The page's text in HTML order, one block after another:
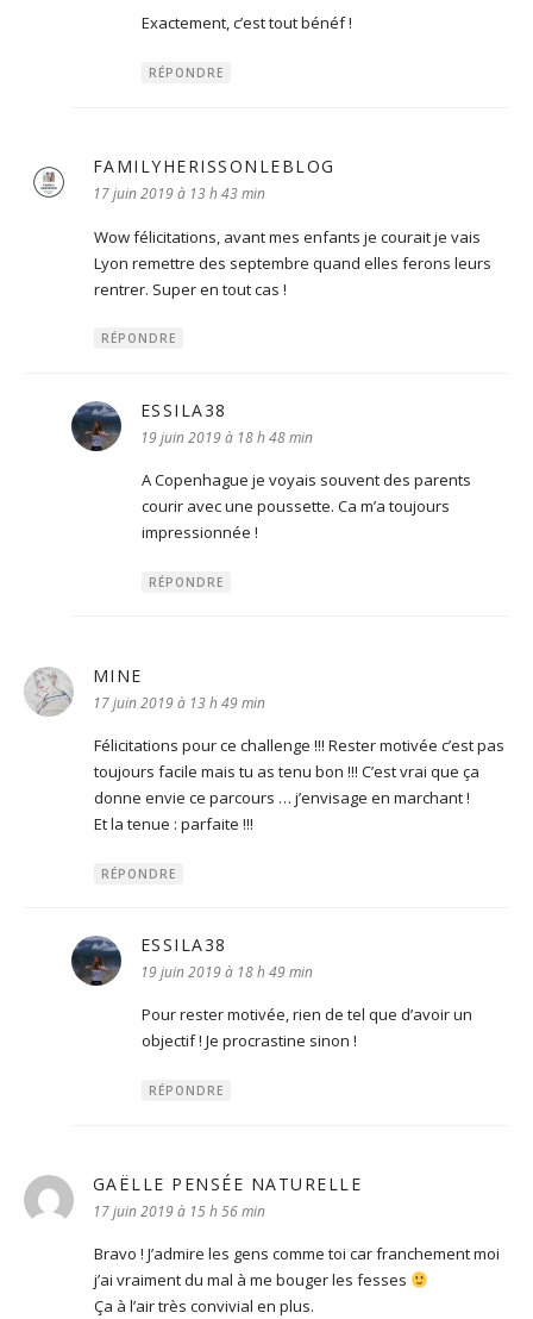
Exactement, c’est tout bénéf !
RÉPONDRE
FAMILYHERISSONLEBLOG
17 juin 2019 à 13 h 43 min
Wow félicitations, avant mes enfants je courait je vais
Lyon remettre des septembre quand elles ferons leurs
rentrer. Super en tout cas !
RÉPONDRE
ESSILA38
19 juin 2019 à 18 h 48 min
A Copenhague je voyais souvent des parents
courir avec une poussette. Ca m’a toujours
impressionnée !
RÉPONDRE
MINE
17 juin 2019 à 13 h 49 min
Félicitations pour ce challenge !!! Rester motivée c’est pas
toujours facile mais tu as tenu bon !!! C’est vrai que ça
donne envie ce parcours … j’envisage en marchant !
Et la tenue : parfaite !!!
RÉPONDRE
ESSILA38
19 juin 2019 à 18 h 49 min
Pour rester motivée, rien de tel que d’avoir un
objectif ! Je procrastine sinon !
RÉPONDRE
GAËLLE PENSÉE NATURELLE
17 juin 2019 à 15 h 56 min
Bravo ! J’admire les gens comme toi car franchement moi
j’ai vraiment du mal à me bouger les fesses
Ça à l’air très convivial en plus.